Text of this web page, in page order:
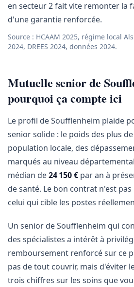
en secteur 2 fait vite remonter la
d'une garantie renforcée.
Source : HCAAM 2025, régime local
2024, DREES 2024, données 2024.
Mutuelle senior de
pourquoi ça compte ici
Le profil de Soufflenheim plaide
senior solide : le poids des plus
population locale, des
marqués au niveau
médian de24 150 € par an à
de santé. Le bon contrat n'est pas
celui qui cible les postes
Un senior de Soufflenheim qui
des spécialistes a intérêt à
remboursement renforcé sur ce
pas de tout couvrir, mais d'éviter
trois chiffres sur les soins que